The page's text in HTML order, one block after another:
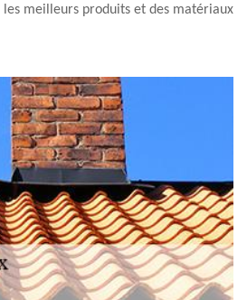
meilleurs produits et des matériaux